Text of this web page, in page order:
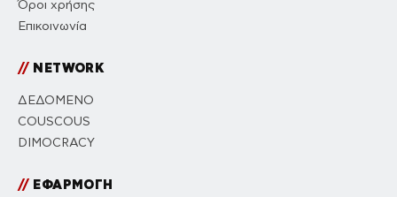
Όροι χρήσης
Επικοινωνία
//NETWORK
ΔΕΔΟΜΕΝΟ
COUSCOUS
DIMOCRACY
//ΕΦΑΡΜΟΓΗ